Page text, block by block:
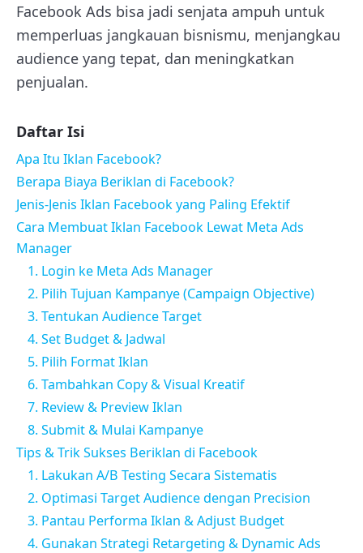
Facebook Ads bisa jadi senjata ampuh untuk
memperluas jangkauan bisnismu, menjangkau
audience yang tepat, dan meningkatkan
penjualan.
Daftar Isi
Apa Itu Iklan Facebook?
Berapa Biaya Beriklan di Facebook?
Jenis-Jenis Iklan Facebook yang Paling Efektif
Cara Membuat Iklan Facebook Lewat Meta Ads
Manager
1. Login ke Meta Ads Manager
2. Pilih Tujuan Kampanye (Campaign Objective)
3. Tentukan Audience Target
4. Set Budget & Jadwal
5. Pilih Format Iklan
6. Tambahkan Copy & Visual Kreatif
7. Review & Preview Iklan
8. Submit & Mulai Kampanye
Tips & Trik Sukses Beriklan di Facebook
1. Lakukan A/B Testing Secara Sistematis
2. Optimasi Target Audience dengan Precision
3. Pantau Performa Iklan & Adjust Budget
4. Gunakan Strategi Retargeting & Dynamic Ads